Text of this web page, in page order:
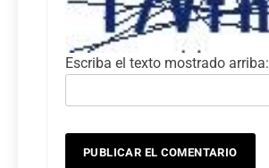
Escriba el texto mostrado arriba: